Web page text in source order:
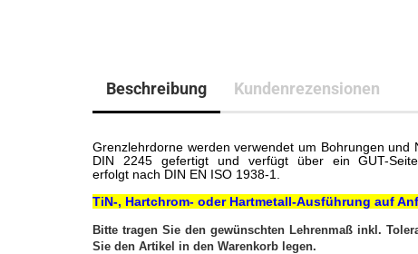
Beschreibung Kundenrezensionen
Grenzlehrdorne werden verwendet um Bohrungen
DIN 2245 gefertigt und verfügt über ein GUT-
erfolgt nach DIN EN ISO 1938-1.
TiN-, Hartchrom- oder Hartmetall-Ausführung auf
Bitte tragen Sie den gewünschten Lehrenmaß inkl.
Sie den Artikel in den Warenkorb legen.